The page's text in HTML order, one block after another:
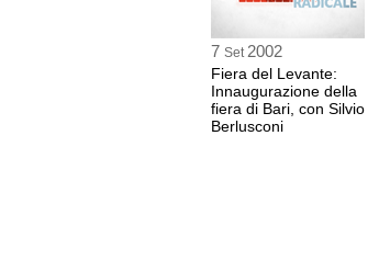
7 Set 2002
Fiera del Levante:
Innaugurazione della
fiera di Bari, con Silvio
Berlusconi